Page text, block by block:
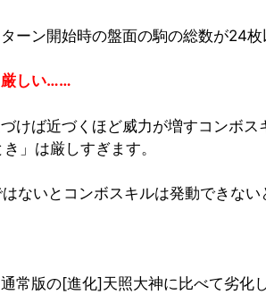
ーン開始時の盤面の駒の総数が24
厳しい……
けば近づくほど威力が増すコンボ
」は厳しすぎます。
ないとコンボスキルは発動できない
常版の[進化]天照大神に比べて劣